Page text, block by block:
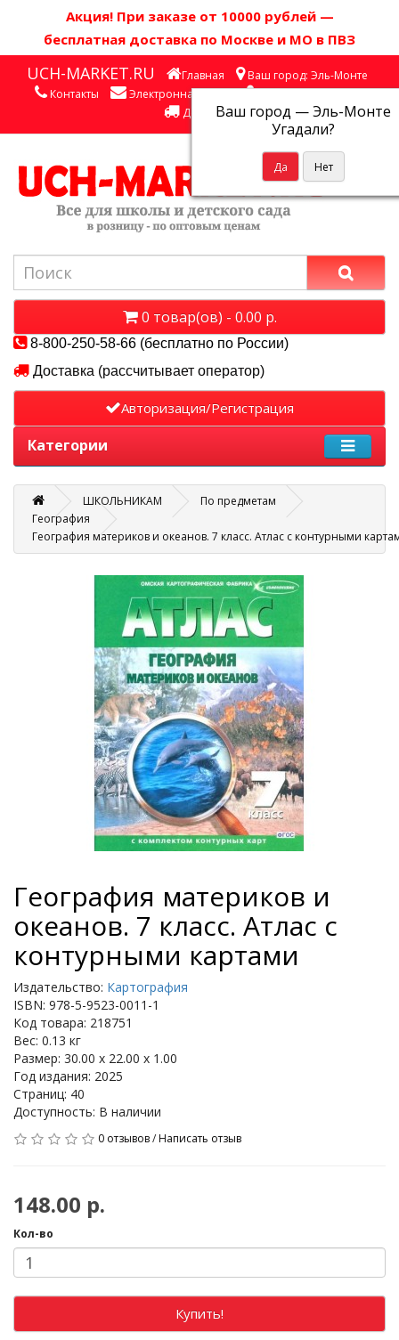
Акция! При заказе от 10000 рублей —
бесплатная доставка по Москве и МО в ПВЗ
UCH-MARKET.RU Главная Ваш город: Эль-Монте
Ваш город —Эль-Монте
Угадали?
Контакты Электронная почта
Личный кабинет
Доставка
0 товар(ов) - 0.00 р.
8-800-250-58-66 (бесплатно по России)
Доставка (рассчитывает оператор)
Авторизация/Регистрация
Категории
ШКОЛЬНИКАМ
По предметам
География
География материков и океанов. 7 класс. Атлас с контурными
География материков и
океанов. 7 класс. Атлас с
контурными картами
Издательство: Картография
ISBN: 978-5-9523-0011-1
Код товара: 218751
Вес: 0.13 кг
Размер: 30.00 x 22.00 x 1.00
Год издания: 2025
Страниц: 40
Доступность: В наличии
0 отзывов/Написать отзыв
148.00 р.
Кол-во
Купить!